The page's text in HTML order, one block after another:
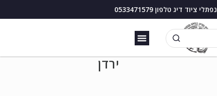
נפתלי ציוד דיג טלפון 0533471579
ירדן